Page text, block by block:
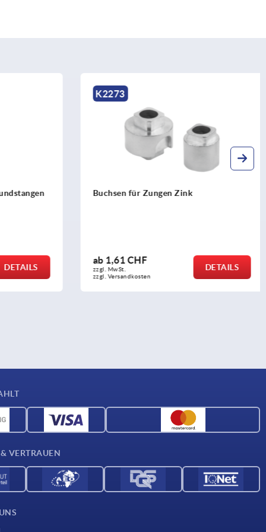
DETAILS
K2273
Buchsen für Zungen Zink
ab1,61 CHF
zzgl. MwSt.
zzgl. Versandkosten
DETAILS
VERTRAUEN